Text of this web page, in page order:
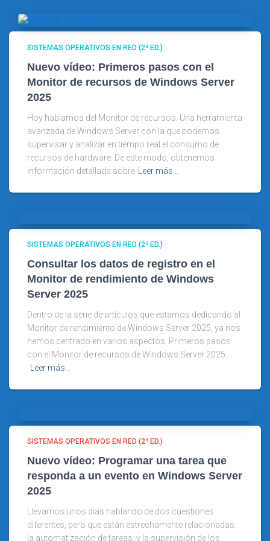
SISTEMAS OPERATIVOS EN RED (2ª ED.)
Nuevo vídeo: Primeros pasos con el
Monitor de recursos de Windows Server
2025
Hoy hablamos del Monitor de recursos. Una herramienta
avanzada de Windows Server con la que podemos
supervisar y analizar en tiempo real el consumo de
recursos de hardware. De este modo, obtenemos
información detallada sobre
Leer más…
SISTEMAS OPERATIVOS EN RED (2ª ED.)
Consultar los datos de registro en el
Monitor de rendimiento de Windows
Server 2025
Dentro de la serie de artículos que estamos dedicando al
Monitor de rendimiento de Windows Server 2025, ya nos
hemos centrado en varios aspectos: Primeros pasos
con el Monitor de recursos de Windows Server 2025.
Leer más…
SISTEMAS OPERATIVOS EN RED (2ª ED.)
Nuevo vídeo: Programar una tarea que
responda a un evento en Windows Server
2025
Llevamos unos días hablando de dos cuestiones
diferentes, pero que están estrechamente relacionadas:
la automatización de tareas, y la supervisión de los